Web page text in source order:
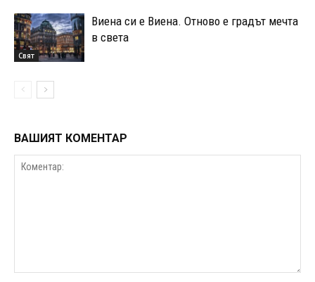
Свят
Виена си е Виена. Отново е градът мечта
в света
ВАШИЯТ КОМЕНТАР